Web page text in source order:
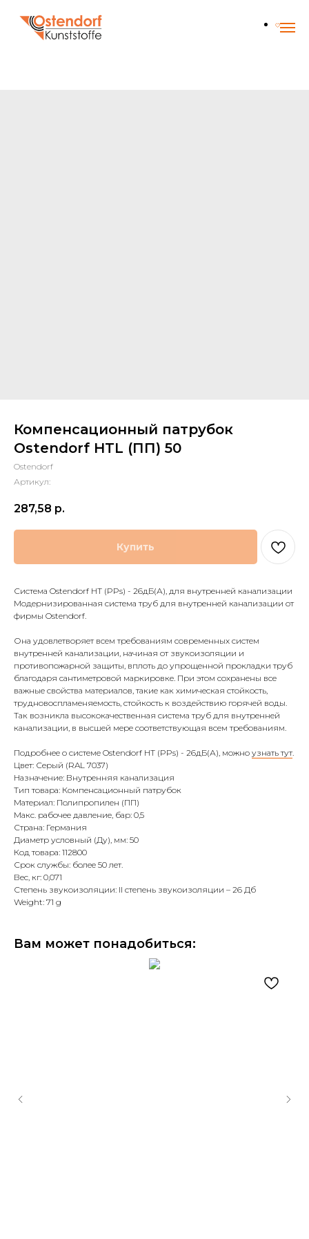
Компенсационный патрубок
Ostendorf HTL (ПП) 50
Ostendorf
Артикул:
287,58 р.
Купить
Система Ostendorf HT (PPs) - 26дБ(А), для внутренней канализации
Модернизированная система труб для внутренней канализации от
фирмы Ostendorf.
Она удовлетворяет всем требованиям современных систем
внутренней канализации, начиная от звукоизоляции и
противопожарной защиты, вплоть до упрощенной прокладки труб
благодаря сантиметровой маркировке. При этом сохранены все
важные свойства материалов, такие как химическая стойкость,
трудновоспламеняемость, стойкость к воздействию горячей воды.
Так возникла высококачественная система труб для внутренней
канализации, в высшей мере соответствующая всем требованиям.
Подробнее о системе Ostendorf HT (PPs) - 26дБ(А), можно узнать тут.
Цвет: Серый (RAL 7037)
Назначение: Внутренняя канализация
Тип товара: Компенсационный патрубок
Материал: Полипропилен (ПП)
Макс. рабочее давление, бар: 0,5
Страна: Германия
Диаметр условный (Ду), мм: 50
Код товара: 112800
Срок службы: более 50 лет.
Вес, кг: 0,071
Степень звукоизоляции: II степень звукоизоляции – 26 Дб
Weight: 71 g
Вам может понадобиться: